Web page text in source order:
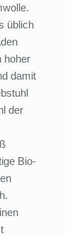
üblich
hoher
damit
der
Bio-